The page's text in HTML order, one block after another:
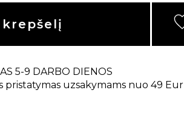
krepšelį
5-9 DARBO DIENOS
pristatymas uzsakymams nuo 49 Eur